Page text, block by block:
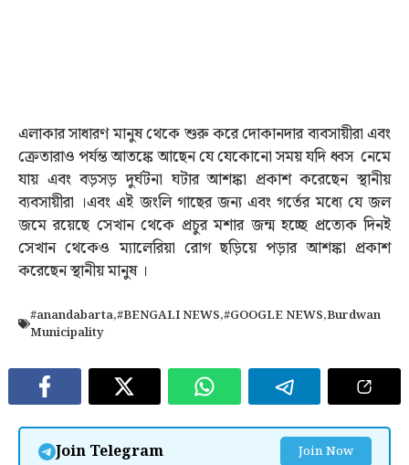
এলাকার সাধারণ মানুষ থেকে শুরু করে দোকানদার ব্যবসায়ীরা এবং
ক্রেতারাও পর্যন্ত আতঙ্কে আছেন যে যেকোনো সময় যদি ধ্বস নেমে
যায় এবং বড়সড় দুর্ঘটনা ঘটার আশঙ্কা প্রকাশ করেছেন স্থানীয়
ব্যবসায়ীরা ।এবং এই জংলি গাছের জন্য এবং গর্তের মধ্যে যে জল
জমে রয়েছে সেখান থেকে প্রচুর মশার জন্ম হচ্ছে প্রত্যেক দিনই
সেখান থেকেও ম্যালেরিয়া রোগ ছড়িয়ে পড়ার আশঙ্কা প্রকাশ
করেছেন স্থানীয় মানুষ ।
#anandabarta,#BENGALI NEWS,#GOOGLE NEWS,Burdwan
Municipality
Join Telegram Join Now